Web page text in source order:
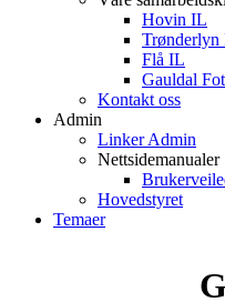
Hovin IL
Trønderlyn
Flå IL
Gauldal
Kontakt oss
Admin
Linker Admin
Nettsidemanualer
Hovedstyret
Temaer